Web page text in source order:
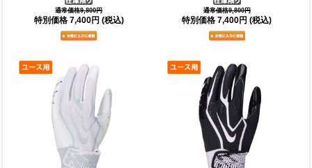
通常価格9,800円
特別価格 7,400円 (税込)
通常価格9,800円
特別価格 7,400円 (税込)